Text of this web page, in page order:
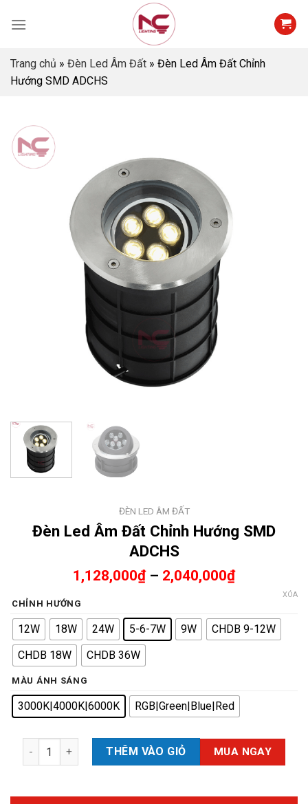
Trang chủ » Đèn Led Âm Đất » Đèn Led Âm Đất Chỉnh
Hướng SMD ADCHS
ĐÈN LED ÂM ĐẤT
Đèn Led Âm Đất Chỉnh Hướng SMD
ADCHS
1,128,000₫– 2,040,000₫
CHỈNH HƯỚNG
12W 18W 24W 5-6-7W 9W
CHDB 9-12W
CHDB 18W
CHDB 36W
MÀU ÁNH SÁNG
3000K|4000K|6000K RGB|Green|Blue|Red
XÓA
Đèn Led Âm Đất Chỉnh Hướng SMD ADCHS số lượng
THÊM VÀO GIỎ MUA NGAY